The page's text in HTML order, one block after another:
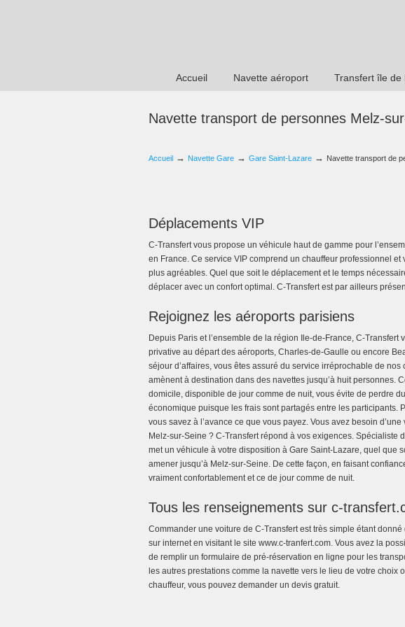
Accueil Navette aéroport Transfert île de
Navette transport de personnes Melz-
Accueil → Navette Gare → Gare Saint-Lazare → Navette transport de
Déplacements VIP
C-Transfert vous propose un véhicule haut de gamme pour
en France. Ce service VIP comprend un chauffeur professionnel
plus agréables. Quel que soit le déplacement et le temps
déplacer avec un confort optimal. C-Transfert est par ailleurs
Rejoignez les aéroports parisiens
Depuis Paris et l’ensemble de la région Ile-de-France, C-Transfert
privative au départ des aéroports, Charles-de-Gaulle ou encore
séjour d’affaires, vous êtes assuré du service irréprochable de
amènent à destination dans des navettes jusqu’à huit personnes.
domicile, disponible de jour comme de nuit, vous évite de perdre
économique puisque les frais sont partagés entre les participants.
vous savez à l’avance ce que vous payez. Vous avez besoin
Melz-sur-Seine ? C-Transfert répond à vos exigences. Spécialiste
met un véhicule à votre disposition à Gare Saint-Lazare, quel que
amener jusqu’à Melz-sur-Seine. De cette façon, en faisant
vraiment confortablement et ce de jour comme de nuit.
Tous les renseignements sur c-
Commander une voiture de C-Transfert est très simple étant
sur internet en visitant le site www.c-tranfert.com. Vous avez la
de remplir un formulaire de pré-réservation en ligne pour les
les autres prestations comme la navette vers le lieu de votre choix
chauffeur, vous pouvez demander un devis gratuit.